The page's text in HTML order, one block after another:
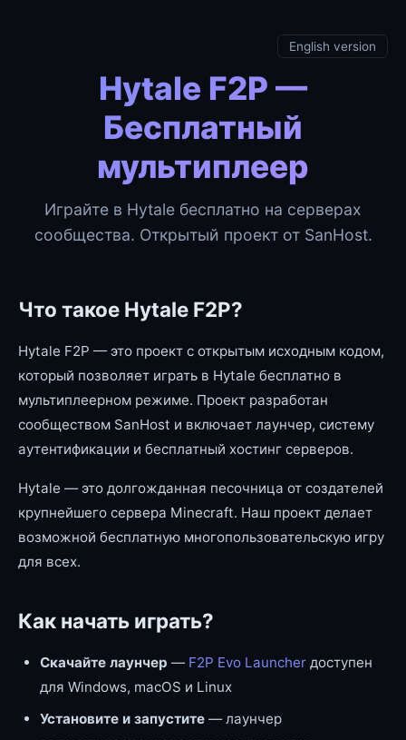
English version
Hytale F2P —
Бесплатный
мультиплеер
Играйте в Hytale бесплатно на серверах
сообщества. Открытый проект от SanHost.
Что такое Hytale F2P?
Hytale F2P — это проект с открытым исходным кодом,
который позволяет играть в Hytale бесплатно в
мультиплеерном режиме. Проект разработан
сообществом SanHost и включает лаунчер, систему
аутентификации и бесплатный хостинг серверов.
Hytale — это долгожданная песочница от создателей
крупнейшего сервера Minecraft. Наш проект делает
возможной бесплатную многопользовательскую игру
для всех.
Как начать играть?
Скачайте лаунчер — F2P Evo Launcher доступен
для Windows, macOS и Linux
Установите и запустите — лаунчер